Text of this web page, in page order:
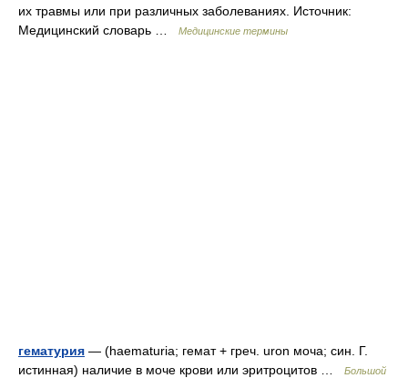
их травмы или при различных заболеваниях. Источник:
Медицинский словарь …
Медицинские термины
гематурия — (haematuria; гемат + греч. uron моча; син. Г.
истинная) наличие в моче крови или эритроцитов …
Большой